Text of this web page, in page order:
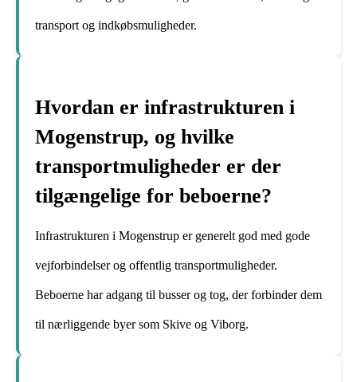
transport og indkøbsmuligheder.
Hvordan er infrastrukturen i
Mogenstrup, og hvilke
transportmuligheder er der
tilgængelige for beboerne?
Infrastrukturen i Mogenstrup er generelt god med gode
vejforbindelser og offentlig transportmuligheder.
Beboerne har adgang til busser og tog, der forbinder dem
til nærliggende byer som Skive og Viborg.